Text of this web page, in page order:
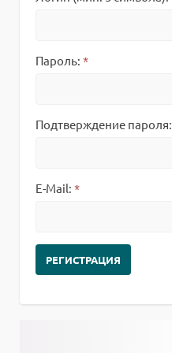
Пароль: *
Подтверждение пароля:
E-Mail: *